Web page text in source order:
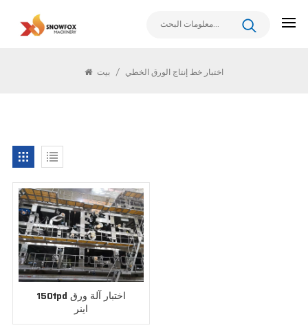
/ اختبار خط إنتاج الورق الخطي
150tpd اختبار آلة ورق
اينر